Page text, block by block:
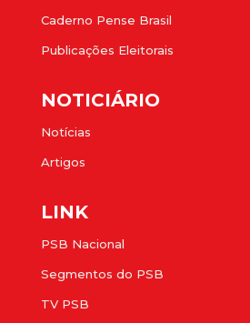
Caderno Pense Brasil
Publicações Eleitorais
NOTICIÁRIO
Notícias
Artigos
LINK
PSB Nacional
Segmentos do PSB
TV PSB